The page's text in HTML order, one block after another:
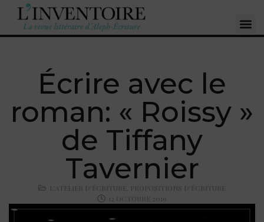
Écrire avec le
roman: « Roissy »
de Tiffany
Tavernier
L'ATELIER D'ÉCRITURE
PROPOSITIONS D'ÉCRITURE
12 OCTOBRE 2019